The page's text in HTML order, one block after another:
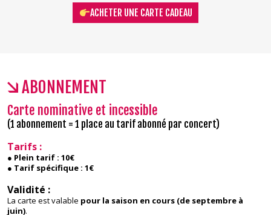
​ACHETER UNE CARTE CADEAU
ABONNEMENT
Carte nominative et incessible
(1 abonnement = 1 place au tarif abonné par concert)
Tarifs :
● Plein tarif : 10€
● Tarif spécifique : 1€
Validité :
La carte est valable pour la saison en cours (de septembre à
juin).